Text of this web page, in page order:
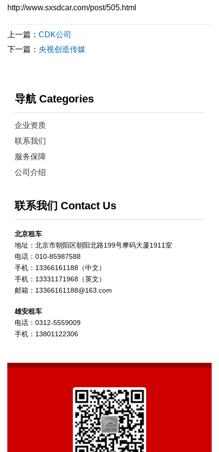
http://www.sxsdcar.com/post/505.html
上一篇： CDK公司
下一篇： 央视创造传媒
导航 Categories
企业资质
联系我们
服务保障
公司介绍
联系我们 Contact Us
北京租车
地址：北京市朝阳区朝阳北路199号摩码大厦1911室
电话：010-85987588
手机：13366161188（中文）
手机：13331171968（英文）
邮箱：13366161188@163.com
雄安租车
电话：0312-5559009
手机：13801122306